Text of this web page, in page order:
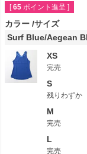
[ 65 ポイント進呈 ]
カラー サイズ
Surf Blue/Aegean
XS
完売
S
残りわずか
M
完売
L
完売